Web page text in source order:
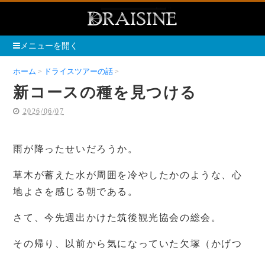
メニューを開く
ホーム ドライスツアーの話
新コースの種を見つける
2026/06/07
雨が降ったせいだろうか。
草木が蓄えた水が周囲を冷やしたかのような、心
地よさを感じる朝である。
さて、今先週出かけた筑後観光協会の総会。
その帰り、以前から気になっていた欠塚（かげつ